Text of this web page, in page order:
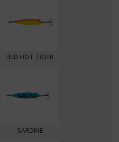
RED HOT TIGER
SARDINE